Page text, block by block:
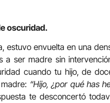
oscuridad.
estuvo envuelta en una
a ser madre sin
cuando tu hijo, de
“Hijo, ¿por qué has
te desconcertó